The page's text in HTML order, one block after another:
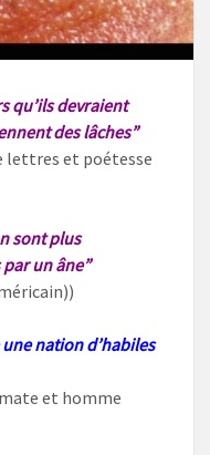
qu’ils devraient
des lâches”
lettres et poétesse
sont plus
un âne”
nation d’habiles
et homme